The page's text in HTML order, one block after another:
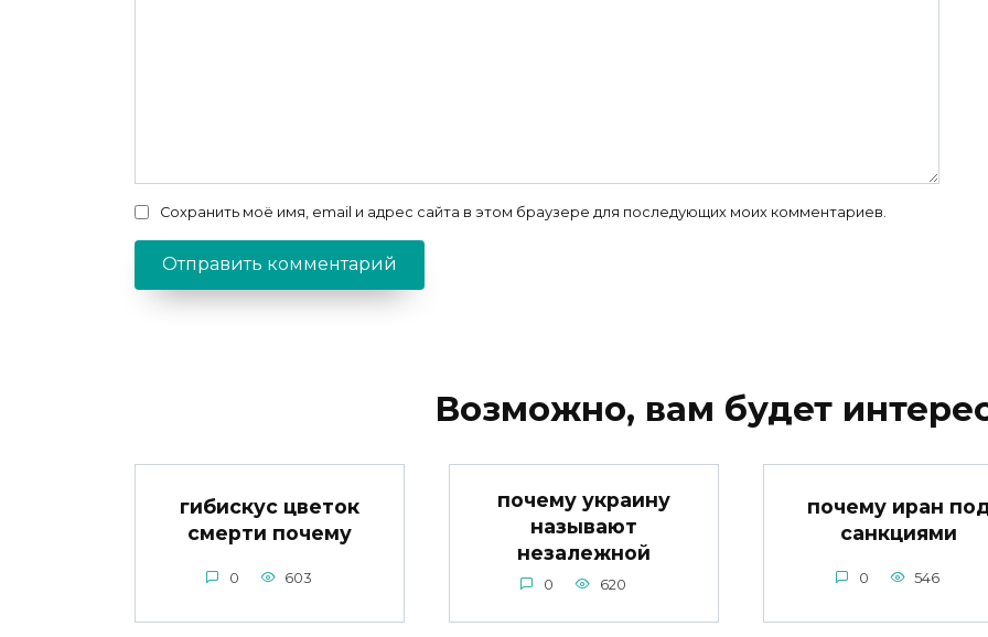
Сохранить моё имя, email и адрес сайта в этом браузере для последующих моих комментариев.
Возможно, вам будет
гибискус цветок
смерти почему
0 603
почему украину
называют
незалежной
0 620
почему иран
санкциями
0 546